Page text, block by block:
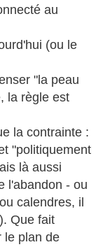
au
(ou le
"la peau
la règle est
la contrainte :
"politiquement
là aussi
l'abandon - ou
calendres, il
Que fait
le plan de